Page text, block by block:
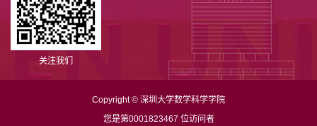
关注我们
Copyright © 深圳大学数学科学学院
您是第0001823467 位访问者